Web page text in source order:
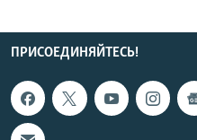
ПРИСОЕДИНЯЙТЕСЬ!